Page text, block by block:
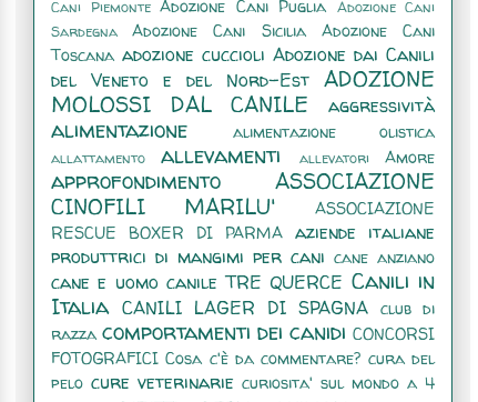
Cani Piemonte Adozione Cani Puglia Adozione Cani
Sardegna
Adozione Cani Sicilia
Adozione Cani
Toscana adozione cuccioli Adozione dai Canili
del Veneto e del Nord-Est ADOZIONE
MOLOSSI DAL CANILE
aggressività
alimentazione alimentazione olistica
allattamento allevamenti allevatori Amore
approfondimento
ASSOCIAZIONE
CINOFILI MARILU'
ASSOCIAZIONE
RESCUE BOXER DI PARMA aziende italiane
produttrici di mangimi per cani cane anziano
cane e uomo canile TRE QUERCE Canili in
Italia CANILI LAGER DI SPAGNA club di
razza comportamenti dei canidi CONCORSI
FOTOGRAFICI Cosa c'è da commentare? cura del
pelo cure veterinarie curiosita' sul mondo a 4